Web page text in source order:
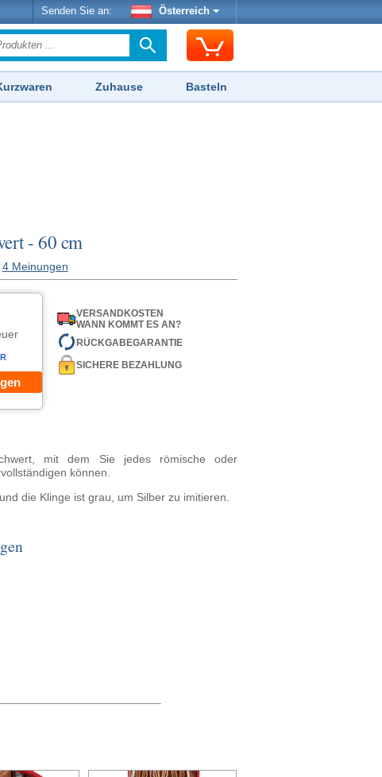
Senden Sie an: Österreich
Zuhause Basteln
- 60 cm
4 Meinungen
VERSANDKOSTEN
WANN KOMMT ES AN?
RÜCKGABEGARANTIE
SICHERE BEZAHLUNG
mit dem Sie jedes römische oder
können.
die Klinge ist grau, um Silber zu imitieren.